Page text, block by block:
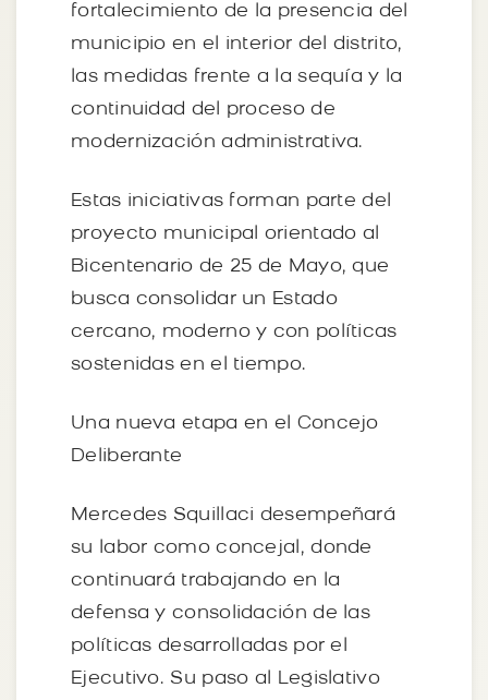
fortalecimiento de la presencia del
municipio en el interior del distrito,
las medidas frente a la sequía y la
continuidad del proceso de
modernización administrativa.
Estas iniciativas forman parte del
proyecto municipal orientado al
Bicentenario de 25 de Mayo, que
busca consolidar un Estado
cercano, moderno y con políticas
sostenidas en el tiempo.
Una nueva etapa en el Concejo
Deliberante
Mercedes Squillaci desempeñará
su labor como concejal, donde
continuará trabajando en la
defensa y consolidación de las
políticas desarrolladas por el
Ejecutivo. Su paso al Legislativo